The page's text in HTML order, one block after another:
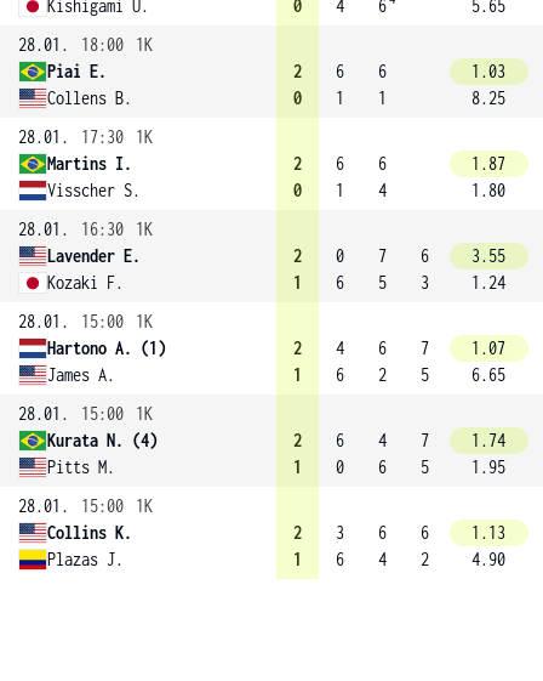
Kishigami U. 0 4 6
5.65
28.01.
18:00
1K
Piai E.
Collens B.
2
0
6
1
6
1
1.03
8.25
28.01.
17:30
1K
Martins I.
Visscher S.
2
0
6
1
6
4
1.87
1.80
28.01.
16:30
1K
Lavender E.
Kozaki F.
2
1
0
6
7
5
6
3
3.55
1.24
28.01.
15:00
1K
Hartono A. (1)
James A.
2
1
4
6
6
2
7
5
1.07
6.65
28.01.
15:00
1K
Kurata N. (4)
Pitts M.
2
1
6
0
4
6
7
5
1.74
1.95
28.01.
15:00
1K
Collins K.
Plazas J.
2
1
3
6
6
4
6
2
1.13
4.90